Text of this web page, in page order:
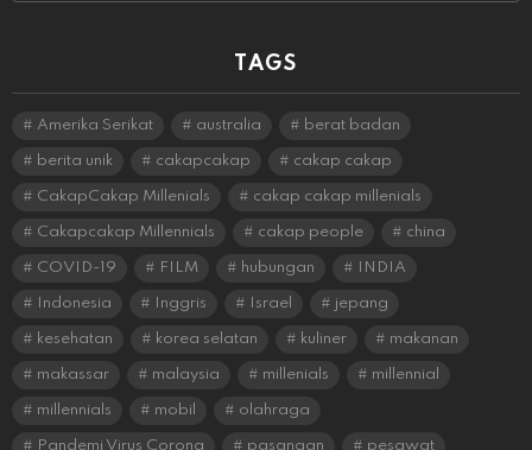
TAGS
Amerika Serikat australia berat badan
berita unik cakapcakap cakap cakap
CakapCakap Millenials cakap cakap millenials
Cakapcakap Millennials cakap people china
COVID-19 FILM hubungan INDIA
Indonesia Inggris Israel jepang
kesehatan korea selatan kuliner makanan
makassar malaysia millenials millennial
millennials mobil olahraga
Pandemi Virus Corona pasangan pesawat